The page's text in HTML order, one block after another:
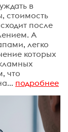
в
стоимость
после
А
легко
которых
что
подробнее